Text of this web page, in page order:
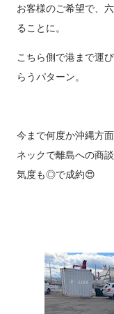
お客様のご希望で、
ることに。
こちら側で港まで運
らうパターン。
今まで何度か沖縄方
ネックで離島への商
気度も◎で成約😍